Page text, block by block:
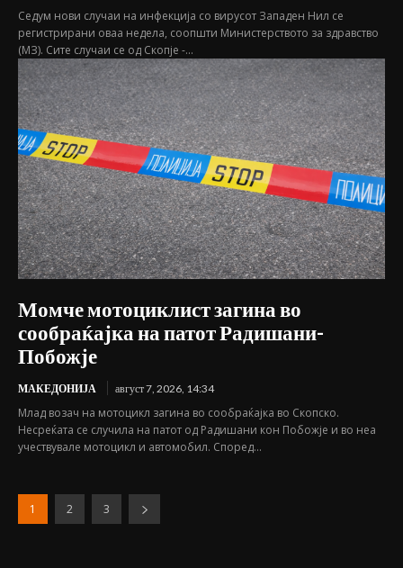
Седум нови случаи на инфекција со вирусот Западен Нил се
регистрирани оваа недела, соопшти Министерството за здравство
(МЗ). Сите случаи се од Скопје -...
Момче мотоциклист загина во
сообраќајка на патот Радишани-
Побожје
МАКЕДОНИЈА август 7, 2026, 14:34
Млад возач на мотоцикл загина во сообраќајка во Скопско.
Несреќата се случила на патот од Радишани кон Побожје и во неа
учествувале мотоцикл и автомобил. Според...
1 2 3